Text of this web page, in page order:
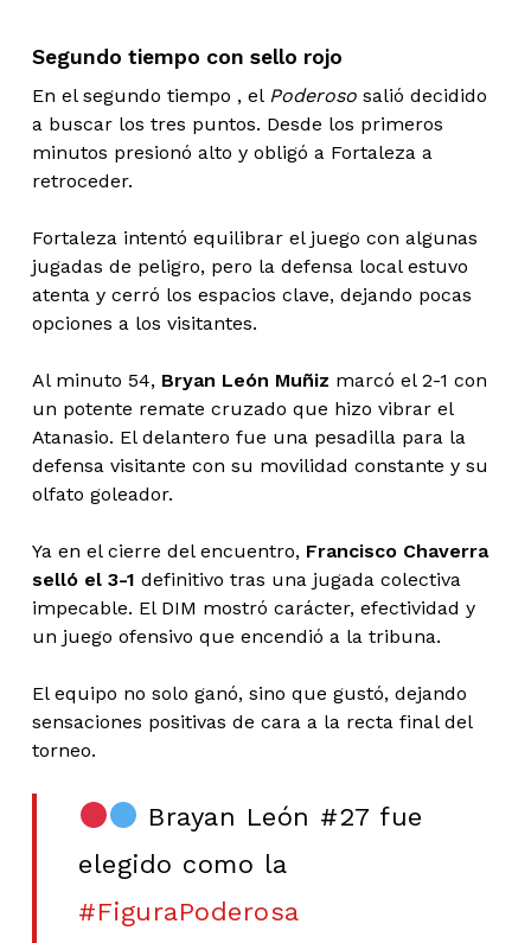
Segundo tiempo con sello rojo
En el segundo tiempo , el Poderososalió decidido
a buscar los tres puntos. Desde los primeros
minutos presionó alto y obligó a Fortaleza a
retroceder.
Fortaleza intentó equilibrar el juego con algunas
jugadas de peligro, pero la defensa local estuvo
atenta y cerró los espacios clave, dejando pocas
opciones a los visitantes.
Al minuto 54, Bryan León Muñiz marcó el 2-1 con
un potente remate cruzado que hizo vibrar el
Atanasio. El delantero fue una pesadilla para la
defensa visitante con su movilidad constante y su
olfato goleador.
Ya en el cierre del encuentro, Francisco Chaverra
selló el 3-1 definitivo tras una jugada colectiva
impecable. El DIM mostró carácter, efectividad y
un juego ofensivo que encendió a la tribuna.
El equipo no solo ganó, sino que gustó, dejando
sensaciones positivas de cara a la recta final del
torneo.
Brayan León #27 fue
elegido como la
#FiguraPoderosa